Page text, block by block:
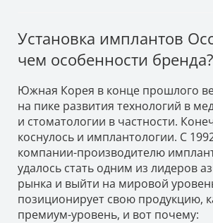
Установка имплантов
чем особенности бренда?
Южная Корея в конце прошлого
на пике развития технологий в
и стоматологии в частности.
коснулось и имплантологии. С
компании-производителю
удалось стать одним из лидеров
рынка и выйти на мировой
позиционирует свою продукцию,
премиум-уровень, и вот почему: